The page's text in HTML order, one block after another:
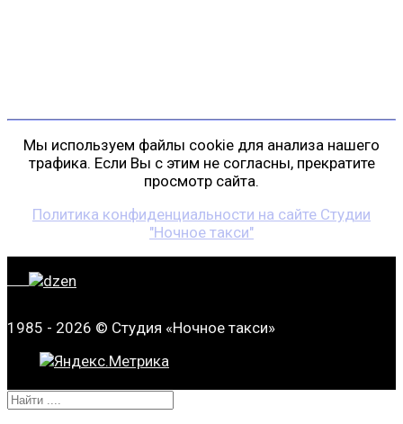
Мы используем файлы cookie для анализа нашего
трафика. Если Вы с этим не согласны, прекратите
просмотр сайта.
Политика конфиденциальности на сайте Студии
"Ночное такси"
1985 - 2026 © Студия «Ночное такси»